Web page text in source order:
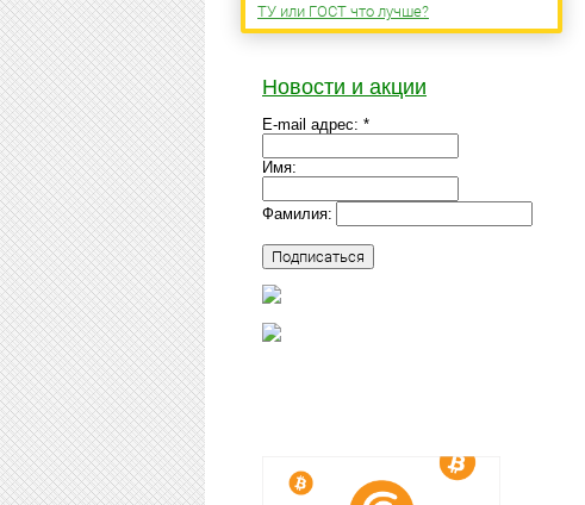
ТУ или ГОСТ что лучше?
Новости и акции
E-mail адрес: *
Имя:
Фамилия: